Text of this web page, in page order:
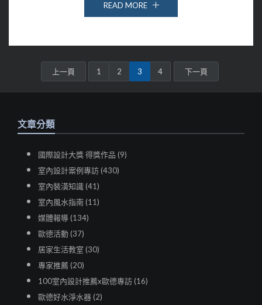
READ MORE
上一頁 1 2 3 4 下一頁
文章分類
國際設計大獎 得獎作品 (9)
室內設計案例專訪 (430)
室內裝潢知識 (41)
室內風水指南 (11)
媒體報導 (134)
歐德活動 (37)
居家生活教室 (30)
專家推薦 (20)
100室內設計推薦x歐德專訪 (16)
歐德好水淨水器 (2)